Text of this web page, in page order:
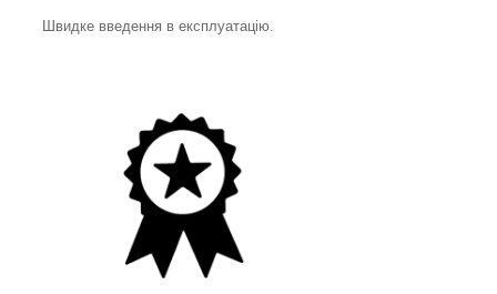
Швидке введення в експлуатацію.